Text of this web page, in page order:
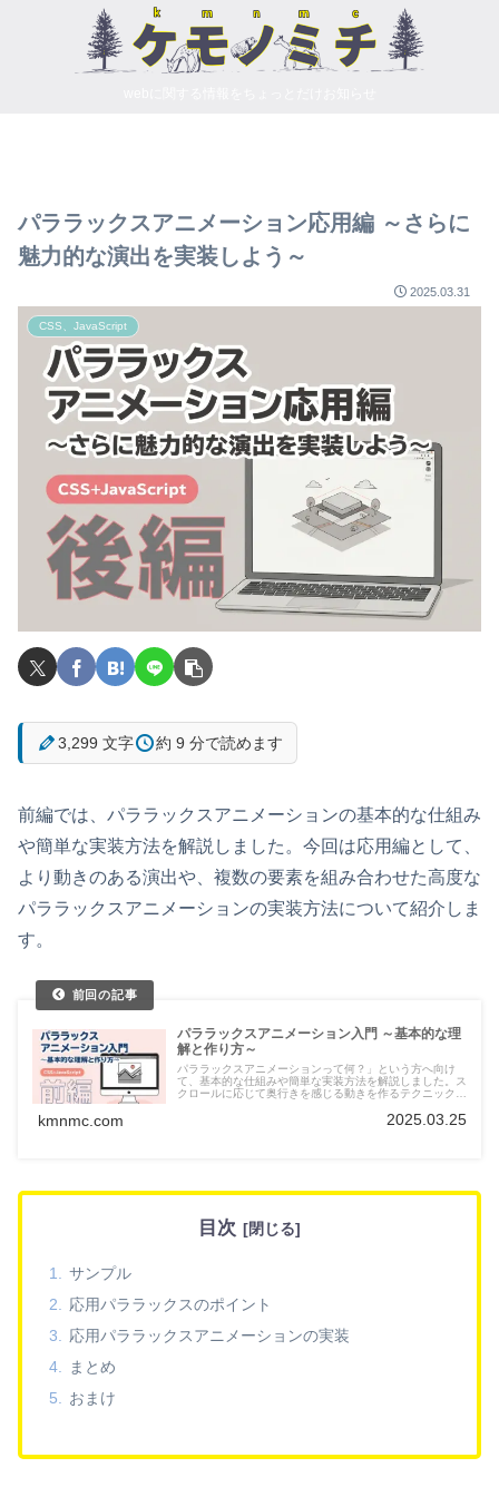
パララックスアニメーション応用編 ～さらに
魅力的な演出を実装しよう～
2025.03.31
CSS、JavaScript
3,299 文字 約 9 分で読めます
前編では、パララックスアニメーションの基本的な仕組み
や簡単な実装方法を解説しました。今回は応用編として、
より動きのある演出や、複数の要素を組み合わせた高度な
パララックスアニメーションの実装方法について紹介しま
す。
パララックスアニメーション入門 ～基本的な理
解と作り方～
パララックスアニメーションって何？」という方へ向け
て、基本的な仕組みや簡単な実装方法を解説しました。ス
クロールに応じて奥行きを感じる動きを作るテクニック
kmnmc.com 2025.03.25
目次
サンプル
応用パララックスのポイント
応用パララックスアニメーションの実装
まとめ
おまけ